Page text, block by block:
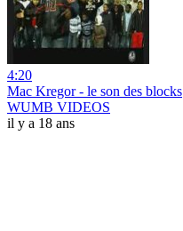
4:20
Mac Kregor - le son des blocks
WUMB VIDEOS
il y a 18 ans